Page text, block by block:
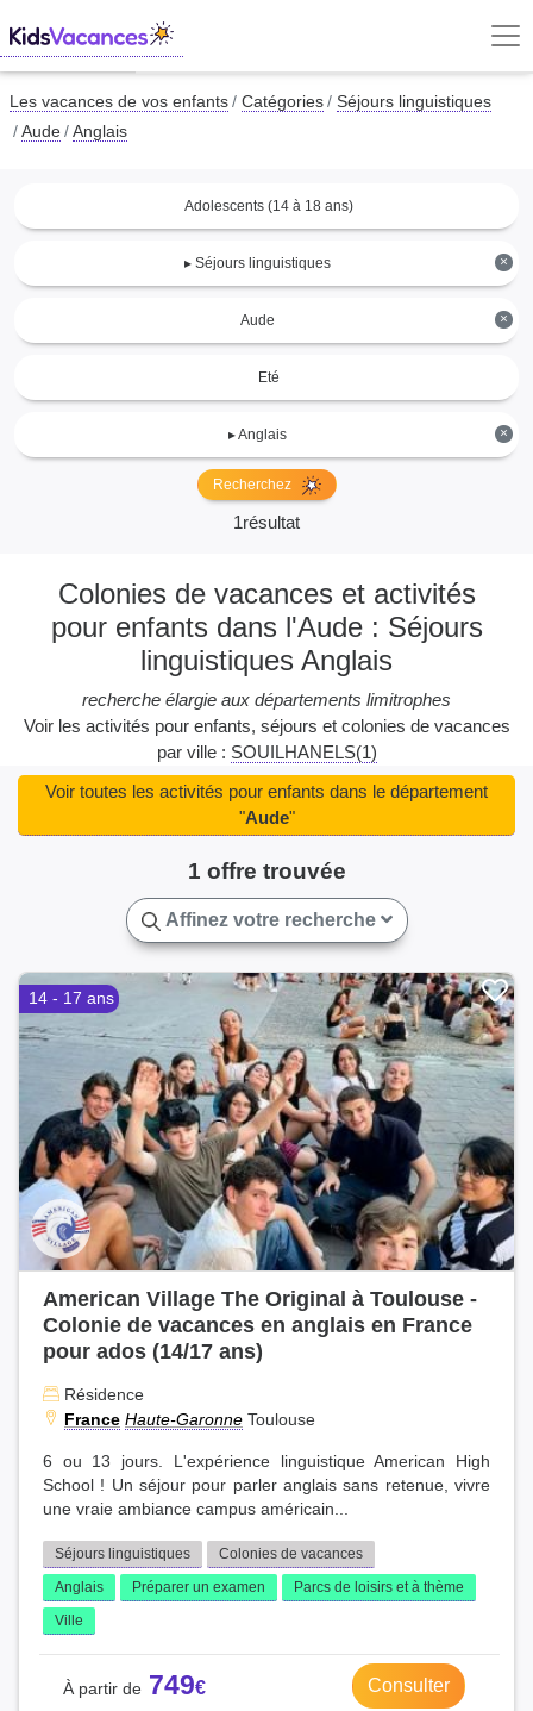
Les vacances de vos enfants Catégories
Séjours linguistiques
Aude
Anglais
Adolescents (14 à 18 ans)
×
▸ Séjours linguistiques
×
Aude
Eté
×
▸ Anglais
Recherchez
1résultat
Colonies de vacances et activités
pour enfants dans l'Aude : Séjours
linguistiques Anglais
recherche élargie aux départements limitrophes
Voir les activités pour enfants, séjours et colonies de vacances
par ville : SOUILHANELS(1)
1 offre trouvée
Voir toutes les activités pour enfants dans le département
"Aude"
Affinez votre recherche
14 - 17 ans
American Village The Original à Toulouse -
Colonie de vacances en anglais en France
pour ados (14/17 ans)
Résidence
France Haute-Garonne Toulouse
6 ou 13 jours. L'expérience linguistique American High
School ! Un séjour pour parler anglais sans retenue, vivre
une vraie ambiance campus américain...
Séjours linguistiques
Colonies de vacances
Anglais
Préparer un examen
Parcs de loisirs et à thème
Ville
749 Consulter